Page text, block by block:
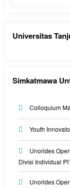
Universitas
Simkatmawa
Colloquium
Youth
Unorides
Divisi Individual
Unorides